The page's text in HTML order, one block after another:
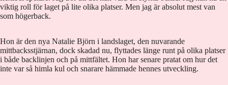
viktig roll för laget på lite olika platser. Men jag är absolut mest van
som högerback.
Hon är den nya Natalie Björn i landslaget, den nuvarande
mittbacksstjärnan, dock skadad nu, flyttades länge runt på olika platser
i både backlinjen och på mittfältet. Hon har senare pratat om hur det
inte var så himla kul och snarare hämmade hennes utveckling.